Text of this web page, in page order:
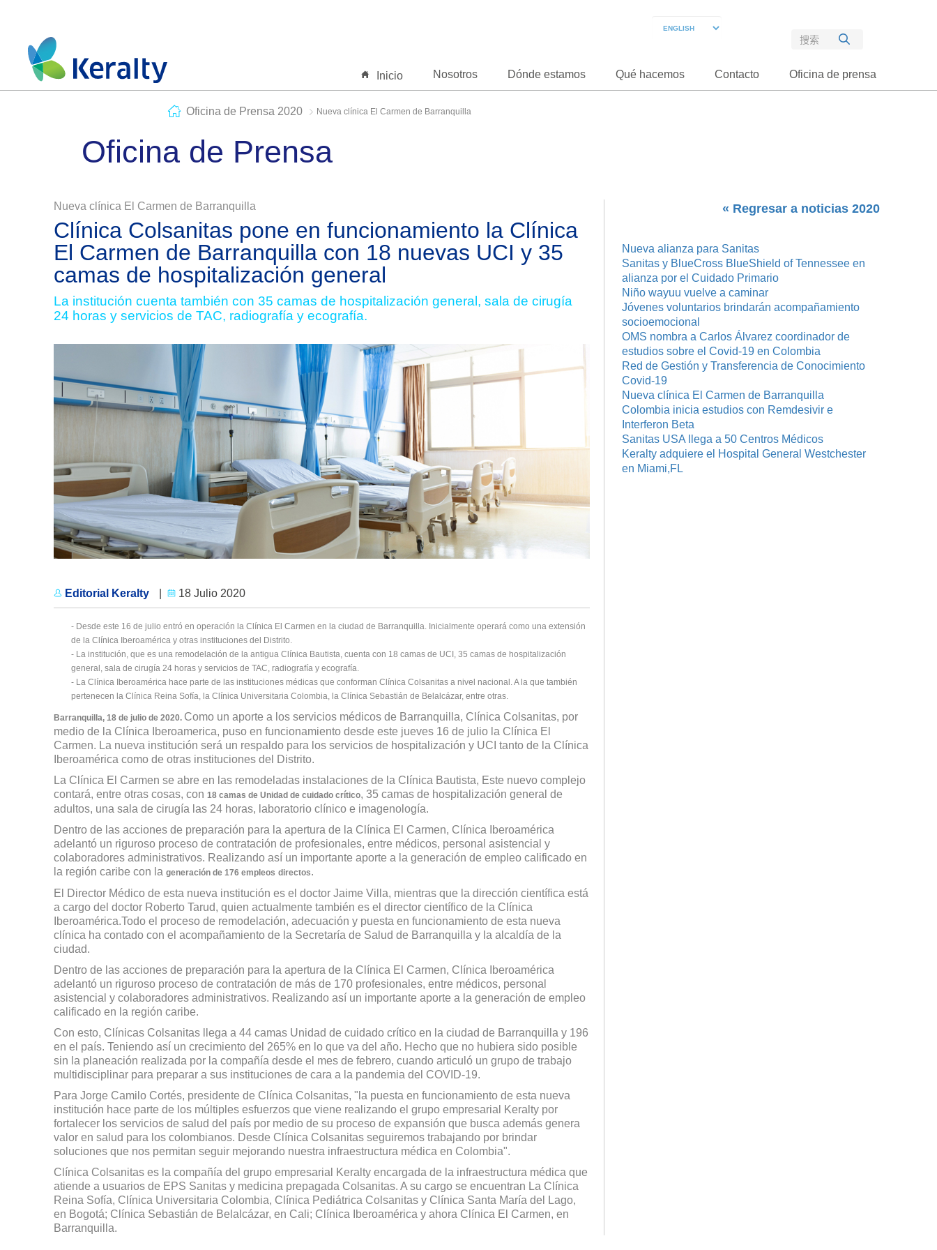
Inicio Nosotros Dónde estamos Qué hacemos Contacto Oficina de prensa
Oficina de Prensa 2020 Nueva clínica El Carmen de Barranquilla
Oficina de Prensa
Nueva clínica El Carmen de Barranquilla
Clínica Colsanitas pone en funcionamiento la Clínica
El Carmen de Barranquilla con 18 nuevas UCI y 35
camas de hospitalización general
La institución cuenta también con 35 camas de hospitalización general, sala de cirugía
24 horas y servicios de TAC, radiografía y ecografía.
Editorial Keralty 18 Julio 2020
- Desde este 16 de julio entró en operación la Clínica El Carmen en la ciudad de Barranquilla. Inicialmente operará como una extensión
de la Clínica Iberoamérica y otras instituciones del Distrito.
- La institución, que es una remodelación de la antigua Clínica Bautista, cuenta con 18 camas de UCI, 35 camas de hospitalización
general, sala de cirugía 24 horas y servicios de TAC, radiografía y ecografía.
- La Clínica Iberoamérica hace parte de las instituciones médicas que conforman Clínica Colsanitas a nivel nacional. A la que también
pertenecen la Clínica Reina Sofía, la Clínica Universitaria Colombia, la Clínica Sebastián de Belalcázar, entre otras.
Barranquilla, 18 de julio de 2020. Como un aporte a los servicios médicos de Barranquilla, Clínica Colsanitas, por
medio de la Clínica Iberoamerica, puso en funcionamiento desde este jueves 16 de julio la Clínica El
Carmen. La nueva institución será un respaldo para los servicios de hospitalización y UCI tanto de la Clínica
Iberoamérica como de otras instituciones del Distrito.
La Clínica El Carmen se abre en las remodeladas instalaciones de la Clínica Bautista, Este nuevo complejo
contará, entre otras cosas, con 18 camas de Unidad de cuidado crítico, 35 camas de hospitalización general de
adultos, una sala de cirugía las 24 horas, laboratorio clínico e imagenología.
Dentro de las acciones de preparación para la apertura de la Clínica El Carmen, Clínica Iberoamérica
adelantó un riguroso proceso de contratación de profesionales, entre médicos, personal asistencial y
colaboradores administrativos. Realizando así un importante aporte a la generación de empleo calificado en
la región caribe con la generación de 176 empleos directos.
El Director Médico de esta nueva institución es el doctor Jaime Villa, mientras que la dirección científica está
a cargo del doctor Roberto Tarud, quien actualmente también es el director científico de la Clínica
Iberoamérica.Todo el proceso de remodelación, adecuación y puesta en funcionamiento de esta nueva
clínica ha contado con el acompañamiento de la Secretaría de Salud de Barranquilla y la alcaldía de la
ciudad.
Dentro de las acciones de preparación para la apertura de la Clínica El Carmen, Clínica Iberoamérica
adelantó un riguroso proceso de contratación de más de 170 profesionales, entre médicos, personal
asistencial y colaboradores administrativos. Realizando así un importante aporte a la generación de empleo
calificado en la región caribe.
Con esto, Clínicas Colsanitas llega a 44 camas Unidad de cuidado crítico en la ciudad de Barranquilla y 196
en el país. Teniendo así un crecimiento del 265% en lo que va del año. Hecho que no hubiera sido posible
sin la planeación realizada por la compañía desde el mes de febrero, cuando articuló un grupo de trabajo
multidisciplinar para preparar a sus instituciones de cara a la pandemia del COVID-19.
Para Jorge Camilo Cortés, presidente de Clínica Colsanitas, "la puesta en funcionamiento de esta nueva
institución hace parte de los múltiples esfuerzos que viene realizando el grupo empresarial Keralty por
fortalecer los servicios de salud del país por medio de su proceso de expansión que busca además genera
valor en salud para los colombianos. Desde Clínica Colsanitas seguiremos trabajando por brindar
soluciones que nos permitan seguir mejorando nuestra infraestructura médica en Colombia".
Clínica Colsanitas es la compañía del grupo empresarial Keralty encargada de la infraestructura médica que
atiende a usuarios de EPS Sanitas y medicina prepagada Colsanitas. A su cargo se encuentran La Clínica
Reina Sofía, Clínica Universitaria Colombia, Clínica Pediátrica Colsanitas y Clínica Santa María del Lago,
en Bogotá; Clínica Sebastián de Belalcázar, en Cali; Clínica Iberoamérica y ahora Clínica El Carmen, en
Barranquilla.
« Regresar a noticias 2020
Nueva alianza para Sanitas
Sanitas y BlueCross BlueShield of Tennessee en
alianza por el Cuidado Primario
Niño wayuu vuelve a caminar
Jóvenes voluntarios brindarán acompañamiento
socioemocional
OMS nombra a Carlos Álvarez coordinador de
estudios sobre el Covid-19 en Colombia
Red de Gestión y Transferencia de Conocimiento
Covid-19
Nueva clínica El Carmen de Barranquilla
Colombia inicia estudios con Remdesivir e
Interferon Beta
Sanitas USA llega a 50 Centros Médicos
Keralty adquiere el Hospital General Westchester
en Miami,FL